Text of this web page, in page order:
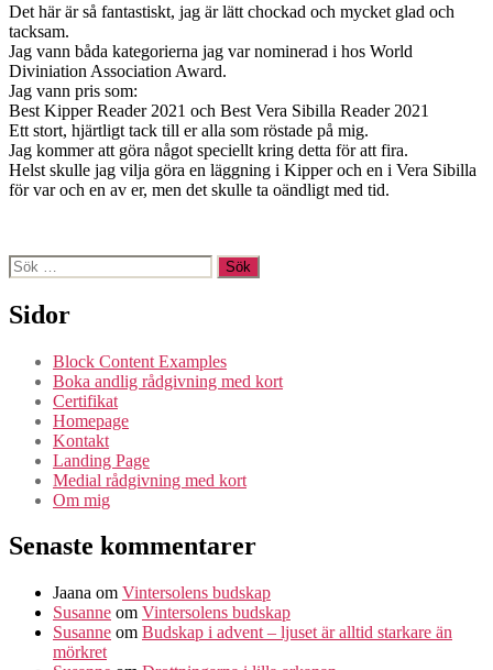
Det här är så fantastiskt, jag är lätt chockad och mycket glad och
tacksam.
Jag vann båda kategorierna jag var nominerad i hos World
Diviniation Association Award.
Jag vann pris som:
Best Kipper Reader 2021 och Best Vera Sibilla Reader 2021
Ett stort, hjärtligt tack till er alla som röstade på mig.
Jag kommer att göra något speciellt kring detta för att fira.
Helst skulle jag vilja göra en läggning i Kipper och en i Vera Sibilla
för var och en av er, men det skulle ta oändligt med tid.
Sök
efter:
Sidor
Block Content Examples
Boka andlig rådgivning med kort
Certifikat
Homepage
Kontakt
Landing Page
Medial rådgivning med kort
Om mig
Senaste kommentarer
Jaana om Vintersolens budskap
Susanne om Vintersolens budskap
Susanne om Budskap i advent – ljuset är alltid starkare än
mörkret